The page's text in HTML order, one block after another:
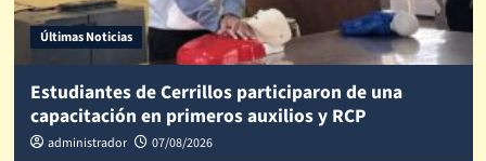
Últimas Noticias
Estudiantes de Cerrillos participaron de una
capacitación en primeros auxilios y RCP
administrador 07/08/2026